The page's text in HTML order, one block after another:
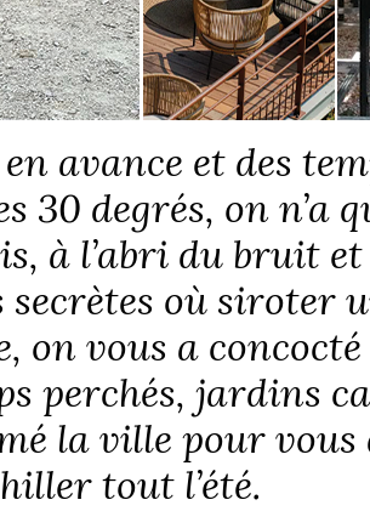
avance et des
degrés, on n’a
à l’abri du bruit
secrètes où siroter
on vous a
perchés, jardins
la ville pour vous
tout l’été.